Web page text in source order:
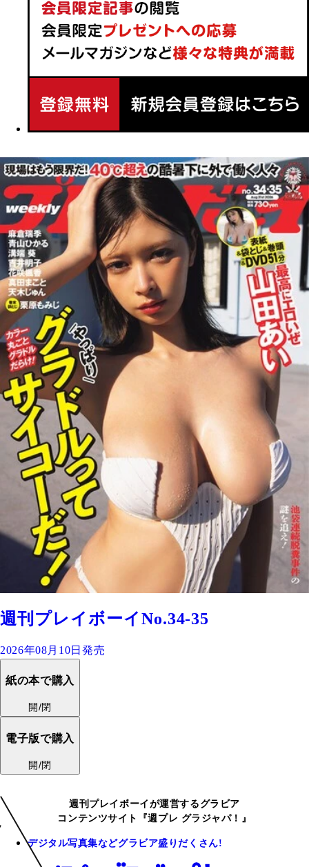
週刊プレイボーイNo.34-35
2026年08月10日発売
紙の本で購入
開/閉
電子版で購入
開/閉
週刊プレイボーイが運営するグラビア
コンテンツサイト『週プレ グラジャパ！』
デジタル写真集などグラビア盛りだくさん!